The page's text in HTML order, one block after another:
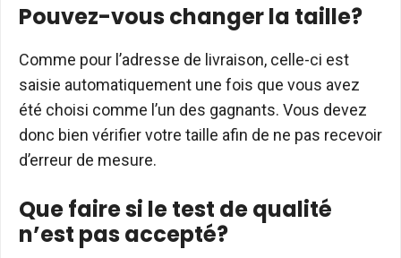
Pouvez-vous changer la taille?
Comme pour l’adresse de livraison, celle-ci est
saisie automatiquement une fois que vous avez
été choisi comme l’un des gagnants. Vous devez
donc bien vérifier votre taille afin de ne pas recevoir
d’erreur de mesure.
Que faire si le test de qualité
n’est pas accepté?